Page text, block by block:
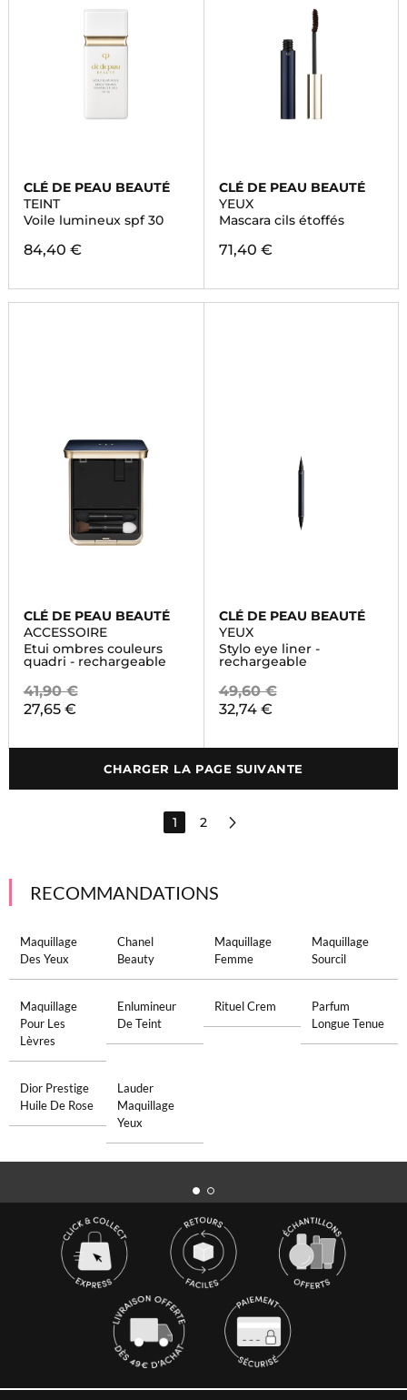
CLÉ DE PEAU BEAUTÉ
TEINT
Voile lumineux spf 30
84,40 €
CLÉ DE PEAU BEAUTÉ
YEUX
Mascara cils étoffés
71,40 €
CLÉ DE PEAU BEAUTÉ
ACCESSOIRE
Etui ombres couleurs
quadri - rechargeable
41,90 €
27,65 €
CLÉ DE PEAU BEAUTÉ
YEUX
Stylo eye liner -
rechargeable
49,60 €
32,74 €
CHARGER LA PAGE SUIVANTE
1 2
RECOMMANDATIONS
Maquillage
Des Yeux
Chanel
Beauty
Maquillage
Femme
Maquillage
Sourcil
Maquillage
Pour Les
Lèvres
Enlumineur
De Teint
Rituel Crem
Parfum
Longue Tenue
Dior Prestige
Huile De Rose
Lauder
Maquillage
Yeux